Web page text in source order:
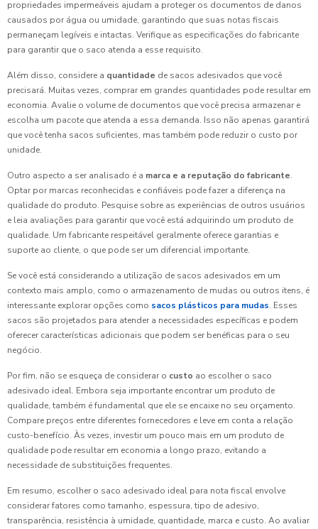
propriedades impermeáveis ajudam a proteger os documentos de danos
causados por água ou umidade, garantindo que suas notas fiscais
permaneçam legíveis e intactas. Verifique as especificações do fabricante
para garantir que o saco atenda a esse requisito.
Além disso, considere a quantidade de sacos adesivados que você
precisará. Muitas vezes, comprar em grandes quantidades pode resultar em
economia. Avalie o volume de documentos que você precisa armazenar e
escolha um pacote que atenda a essa demanda. Isso não apenas garantirá
que você tenha sacos suficientes, mas também pode reduzir o custo por
unidade.
Outro aspecto a ser analisado é a marca e a reputação do fabricante.
Optar por marcas reconhecidas e confiáveis pode fazer a diferença na
qualidade do produto. Pesquise sobre as experiências de outros usuários
e leia avaliações para garantir que você está adquirindo um produto de
qualidade. Um fabricante respeitável geralmente oferece garantias e
suporte ao cliente, o que pode ser um diferencial importante.
Se você está considerando a utilização de sacos adesivados em um
contexto mais amplo, como o armazenamento de mudas ou outros itens, é
interessante explorar opções como sacos plásticos para mudas. Esses
sacos são projetados para atender a necessidades específicas e podem
oferecer características adicionais que podem ser benéficas para o seu
negócio.
Por fim, não se esqueça de considerar o custo ao escolher o saco
adesivado ideal. Embora seja importante encontrar um produto de
qualidade, também é fundamental que ele se encaixe no seu orçamento.
Compare preços entre diferentes fornecedores e leve em conta a relação
custo-benefício. Às vezes, investir um pouco mais em um produto de
qualidade pode resultar em economia a longo prazo, evitando a
necessidade de substituições frequentes.
Em resumo, escolher o saco adesivado ideal para nota fiscal envolve
considerar fatores como tamanho, espessura, tipo de adesivo,
transparência, resistência à umidade, quantidade, marca e custo. Ao avaliar